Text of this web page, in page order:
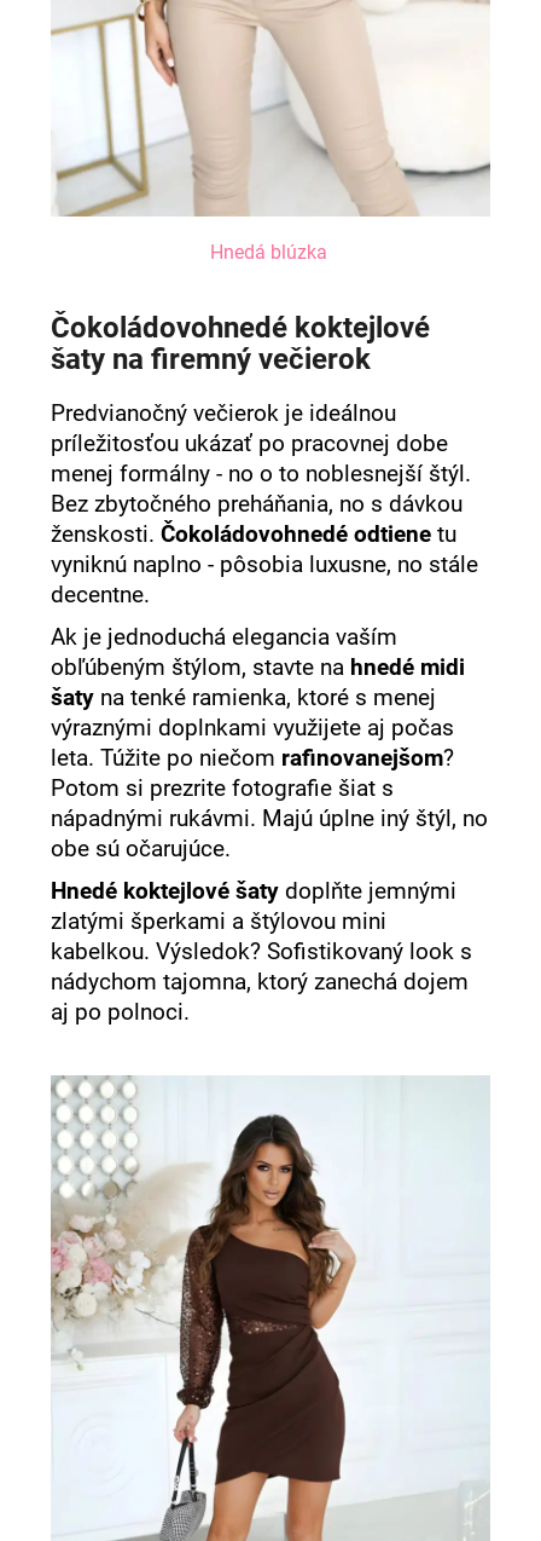
Hnedá blúzka
Čokoládovohnedé koktejlové
šaty na firemný večierok
Predvianočný večierok je ideálnou
príležitosťou ukázať po pracovnej dobe
menej formálny - no o to noblesnejší štýl.
Bez zbytočného preháňania, no s dávkou
ženskosti. Čokoládovohnedé odtienetu
vyniknú naplno - pôsobia luxusne, no stále
decentne.
Ak je jednoduchá elegancia vaším
obľúbeným štýlom, stavte na hnedé midi
šaty na tenké ramienka, ktoré s menej
výraznými doplnkami využijete aj počas
leta. Túžite po niečom rafinovanejšom?
Potom si prezrite fotografie šiat s
nápadnými rukávmi. Majú úplne iný štýl, no
obe sú očarujúce.
Hnedé koktejlové šaty doplňte jemnými
zlatými šperkami a štýlovou mini
kabelkou. Výsledok? Sofistikovaný look s
nádychom tajomna, ktorý zanechá dojem
aj po polnoci.